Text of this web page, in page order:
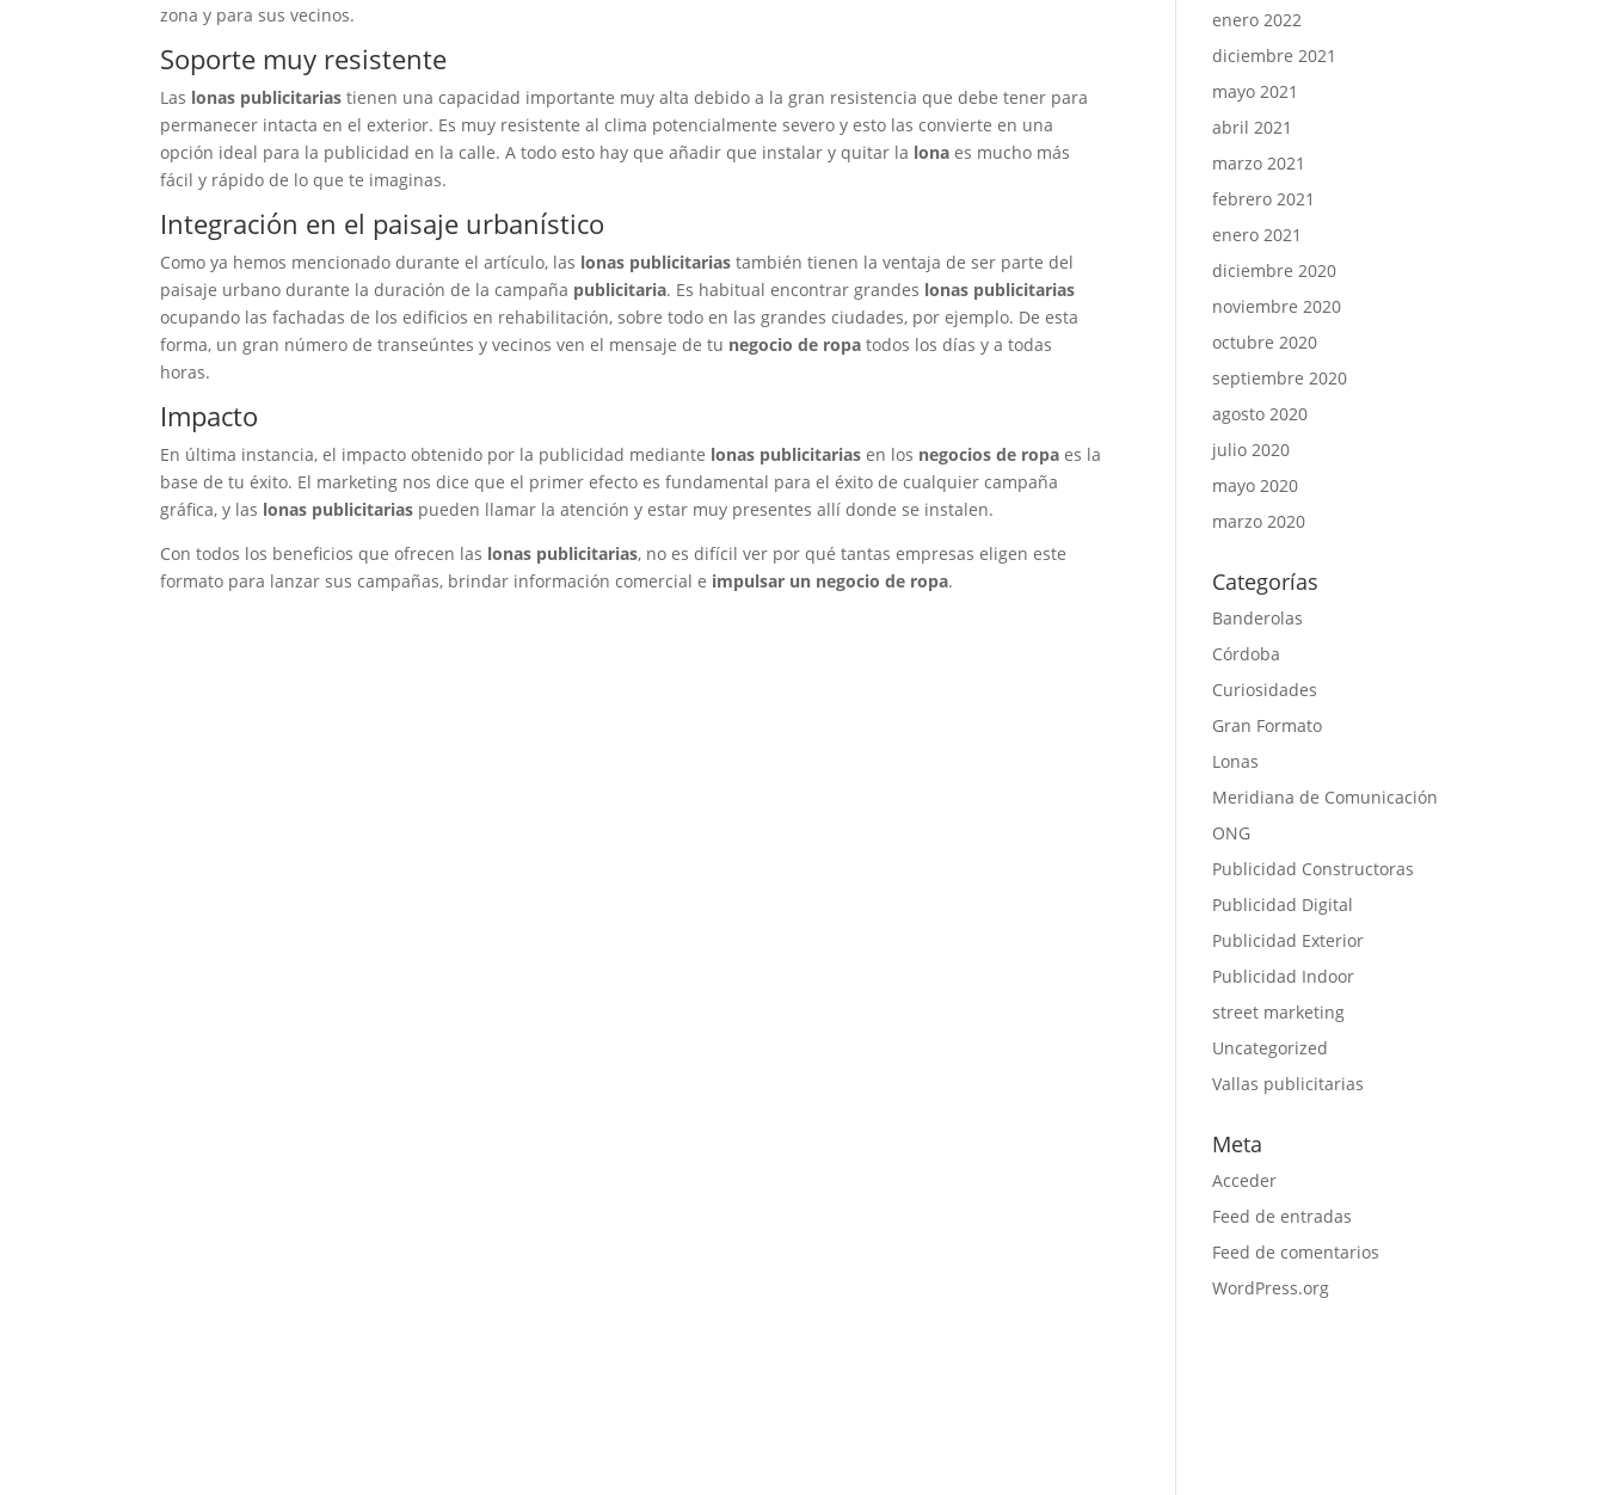
zona y para sus vecinos.
Soporte muy resistente
Las lonas publicitariastienen una capacidad importante muy alta debido a la gran resistencia que debe tener para
permanecer intacta en el exterior. Es muy resistente al clima potencialmente severo y esto las convierte en una
opción ideal para la publicidad en la calle. A todo esto hay que añadir que instalar y quitar la lona es mucho más
fácil y rápido de lo que te imaginas.
Integración en el paisaje urbanístico
Como ya hemos mencionado durante el artículo, las lonas publicitariastambién tienen la ventaja de ser parte del
paisaje urbano durante la duración de la campaña publicitaria. Es habitual encontrar grandes lonas publicitarias
ocupando las fachadas de los edificios en rehabilitación, sobre todo en las grandes ciudades, por ejemplo. De esta
forma, un gran número de transeúntes y vecinos ven el mensaje de tu negocio de ropa todos los días y a todas
horas.
Impacto
En última instancia, el impacto obtenido por la publicidad mediante lonas publicitarias en los negocios de ropaes la
base de tu éxito. El marketing nos dice que el primer efecto es fundamental para el éxito de cualquier campaña
gráfica, y las lonas publicitarias pueden llamar la atención y estar muy presentes allí donde se instalen.
Con todos los beneficios que ofrecen las lonas publicitarias, no es difícil ver por qué tantas empresas eligen este
formato para lanzar sus campañas, brindar información comercial e impulsar un negocio de ropa.
enero 2022
diciembre 2021
mayo 2021
abril 2021
marzo 2021
febrero 2021
enero 2021
diciembre 2020
noviembre 2020
octubre 2020
septiembre 2020
agosto 2020
julio 2020
mayo 2020
marzo 2020
Categorías
Banderolas
Córdoba
Curiosidades
Gran Formato
Lonas
Meridiana de Comunicación
ONG
Publicidad Constructoras
Publicidad Digital
Publicidad Exterior
Publicidad Indoor
street marketing
Uncategorized
Vallas publicitarias
Meta
Acceder
Feed de entradas
Feed de comentarios
WordPress.org